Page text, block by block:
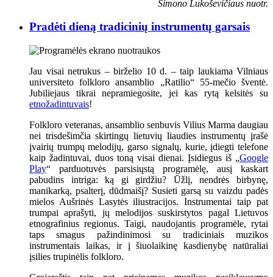
Simono Lukoševičiaus nuotr.
Pradėti dieną tradicinių instrumentų garsais
Jau visai netrukus – birželio 10 d. – taip laukiama Vilniaus
universiteto folkloro ansamblio „Ratilio“ 55-mečio šventė.
Jubiliejaus tikrai nepramiegosite, jei kas rytą kelsitės su
etnožadintuvais!
Folkloro veteranas, ansamblio senbuvis Vilius Marma daugiau
nei trisdešimčia skirtingų lietuvių liaudies instrumentų įrašė
įvairių trumpų melodijų, garso signalų, kurie, įdiegti telefone
kaip žadintuvai, duos toną visai dienai. Įsidiegus iš „Google
Play“ parduotuvės parsisiųstą programėlę, ausį kaskart
pabudins intriga: ką gi girdžiu? Ūžlį, nendrės birbynę,
manikarką, psalterį, dūdmaišį? Susieti garsą su vaizdu padės
mielos Aušrinės Lasytės iliustracijos. Instrumentai taip pat
trumpai aprašyti, jų melodijos suskirstytos pagal Lietuvos
etnografinius regionus. Taigi, naudojantis programėle, rytai
taps smagus pažindinimosi su tradiciniais muzikos
instrumentais laikas, ir į šiuolaikinę kasdienybę natūraliai
įsilies trupinėlis folkloro.